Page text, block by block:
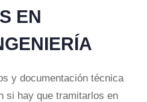
EN
y documentación técnica
si hay que tramitarlos en